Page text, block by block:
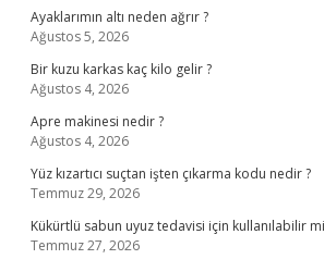
Ayaklarımın altı neden ağrır ?
Ağustos 5, 2026
Bir kuzu karkas kaç kilo gelir ?
Ağustos 4, 2026
Apre makinesi nedir ?
Ağustos 4, 2026
Yüz kızartıcı suçtan işten çıkarma kodu nedir ?
Temmuz 29, 2026
Kükürtlü sabun uyuz tedavisi için kullanılabilir
Temmuz 27, 2026